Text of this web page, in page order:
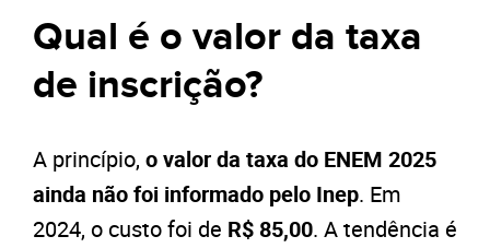
Qual é o valor da taxa
de inscrição?
A princípio, o valor da taxa do ENEM 2025
ainda não foi informado pelo Inep. Em
2024, o custo foi de R$ 85,00. A tendência é